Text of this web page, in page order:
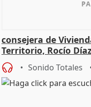
consejera de
Territorio, Rocío Díaz
Sonido Totales